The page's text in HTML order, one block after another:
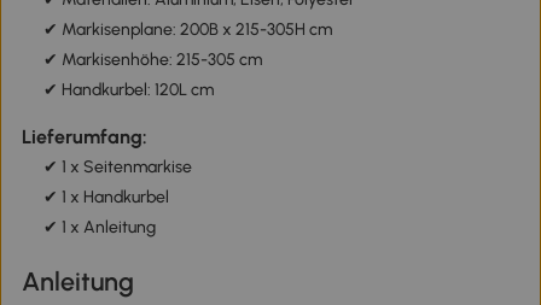
✔ Markisenplane: 200B x 215-305H cm
✔ Markisenhöhe: 215-305 cm
✔ Handkurbel: 120L cm
Lieferumfang:
✔ 1 x Seitenmarkise
✔ 1 x Handkurbel
✔ 1 x Anleitung
Anleitung